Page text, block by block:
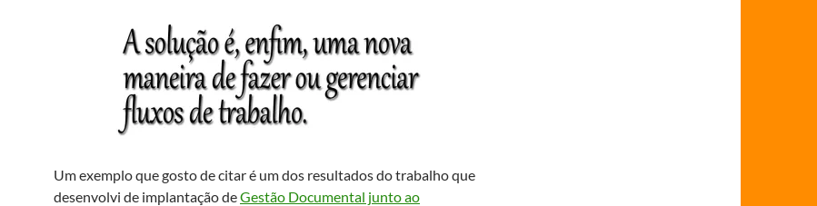
Um exemplo que gosto de citar é um dos resultados do trabalho que
desenvolvi de implantação deGestão Documental junto ao